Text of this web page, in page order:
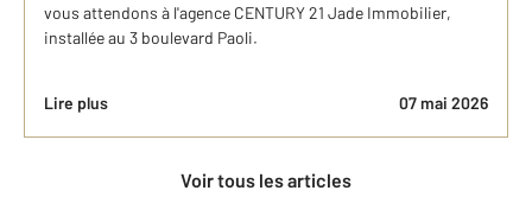
vous attendons à l'agence CENTURY 21 Jade Immobilier,
installée au 3 boulevard Paoli.
Lire plus 07 mai 2026
Voir tous les articles